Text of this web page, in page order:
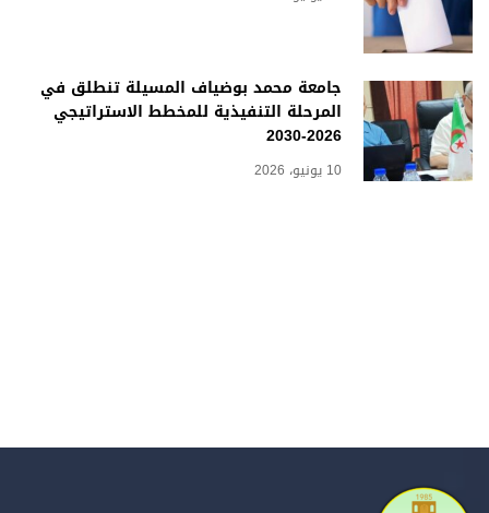
جامعة محمد بوضياف المسيلة تنطلق في
المرحلة التنفيذية للمخطط الاستراتيجي
2026-2030
10 يونيو، 2026